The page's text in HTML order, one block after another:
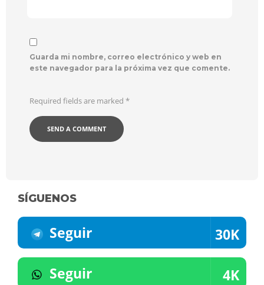
Guarda mi nombre, correo electrónico y web en
este navegador para la próxima vez que comente.
Required fields are marked *
SÍGUENOS
Seguir 30K
Seguir 4K